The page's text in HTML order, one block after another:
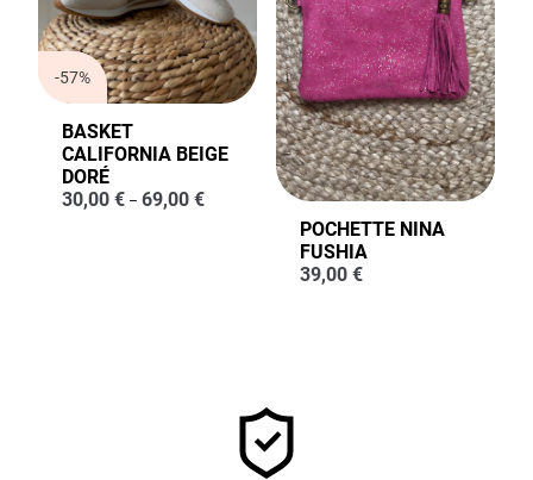
-57%
BASKET
CALIFORNIA BEIGE
DORÉ
30,00 € – 69,00 €
POCHETTE NINA
FUSHIA
39,00 €